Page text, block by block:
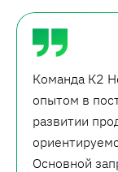
Команда К2
опытом в
развитии
Основной